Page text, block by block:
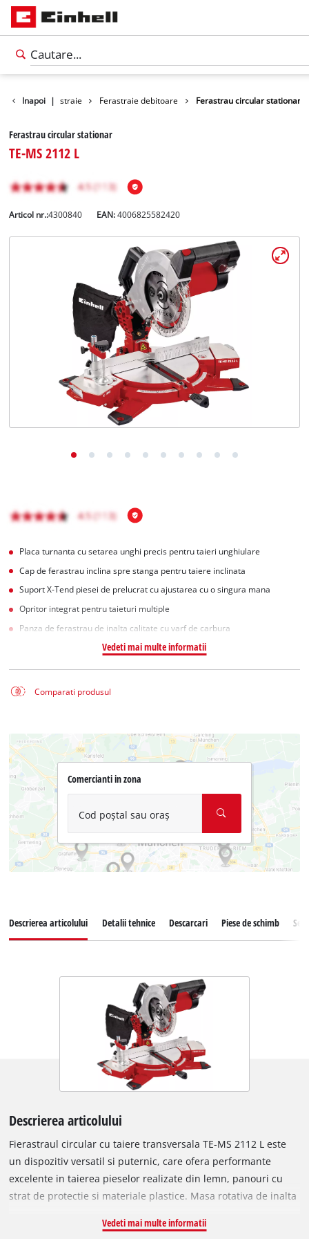
Inapoi |
Unelte Ferastraie Ferastraie debitoare Ferastrau circular stationar
Ferastrau circular stationar
TE-MS 2112 L
Articol nr.:4300840 EAN:4006825582420
Placa turnanta cu setarea unghi precis pentru taieri unghiulare
Cap de ferastrau inclina spre stanga pentru taiere inclinata
Suport X-Tend piesei de prelucrat cu ajustarea cu o singura mana
Opritor integrat pentru taieturi multiple
Panza de ferastrau de inalta calitate cu varf de carbura
Vedeti mai multe informatii
Comparati produsul
Comercianti in zona
Cod poștal sau oraș
Descrierea articolului Detalii tehnice Descarcari Piese de schimb
Descrierea articolului
Fierastraul circular cu taiere transversala TE-MS 2112 L este
un dispozitiv versatil si puternic, care ofera performante
excelente in taierea pieselor realizate din lemn, panouri cu
strat de protectie si materiale plastice. Masa rotativa de inalta
unghiului pentru taieri in unghi, putand fi fixata cu usurinta
Vedeti mai multe informatii